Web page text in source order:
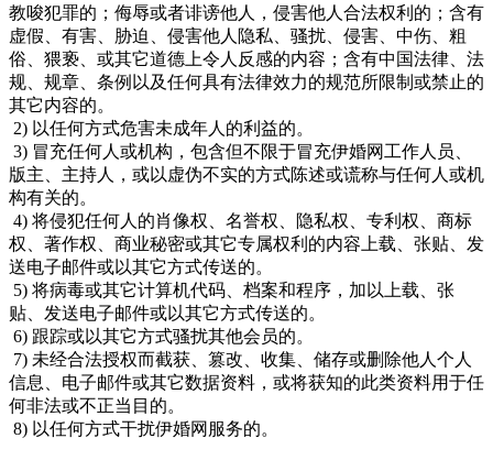
教唆犯罪的；侮辱或者诽谤他人，侵害他人合法权利的；含有
虚假、有害、胁迫、侵害他人隐私、骚扰、侵害、中伤、粗
俗、猥亵、或其它道德上令人反感的内容；含有中国法律、法
规、规章、条例以及任何具有法律效力的规范所限制或禁止的
其它内容的。
2) 以任何方式危害未成年人的利益的。
3) 冒充任何人或机构，包含但不限于冒充伊婚网工作人员、
版主、主持人，或以虚伪不实的方式陈述或谎称与任何人或机
构有关的。
4) 将侵犯任何人的肖像权、名誉权、隐私权、专利权、商标
权、著作权、商业秘密或其它专属权利的内容上载、张贴、发
送电子邮件或以其它方式传送的。
5) 将病毒或其它计算机代码、档案和程序，加以上载、张
贴、发送电子邮件或以其它方式传送的。
6) 跟踪或以其它方式骚扰其他会员的。
7) 未经合法授权而截获、篡改、收集、储存或删除他人个人
信息、电子邮件或其它数据资料，或将获知的此类资料用于任
何非法或不正当目的。
8) 以任何方式干扰伊婚网服务的。